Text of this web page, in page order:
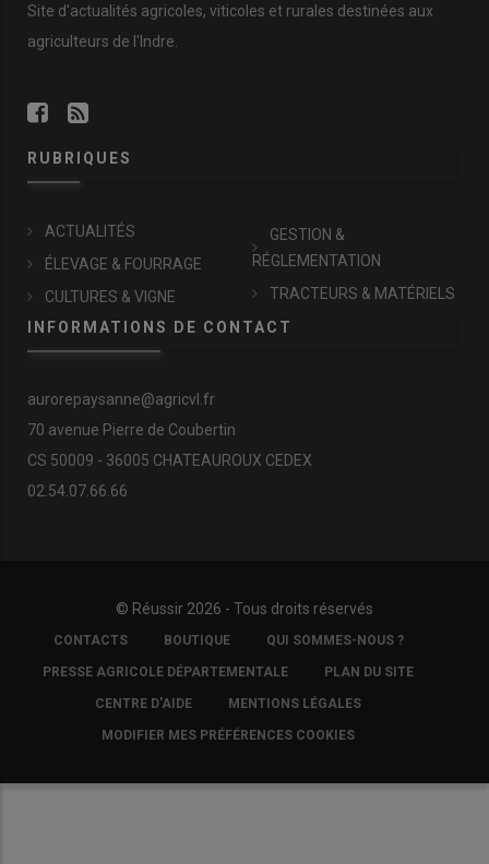
Site d'actualités agricoles, viticoles et rurales destinées aux
agriculteurs de l'Indre.
RUBRIQUES
ACTUALITÉS
ÉLEVAGE & FOURRAGE
CULTURES & VIGNE
GESTION &
RÉGLEMENTATION
TRACTEURS & MATÉRIELS
INFORMATIONS DE CONTACT
aurorepaysanne@agricvl.fr
70 avenue Pierre de Coubertin
CS 50009 - 36005 CHATEAUROUX CEDEX
02.54.07.66.66
© Réussir 2026 - Tous droits réservés
FOOTER
COPYRIGHT
CONTACTS BOUTIQUE QUI SOMMES-NOUS ?
PRESSE AGRICOLE DÉPARTEMENTALE PLAN DU SITE
CENTRE D'AIDE MENTIONS LÉGALES
MODIFIER MES PRÉFÉRENCES COOKIES